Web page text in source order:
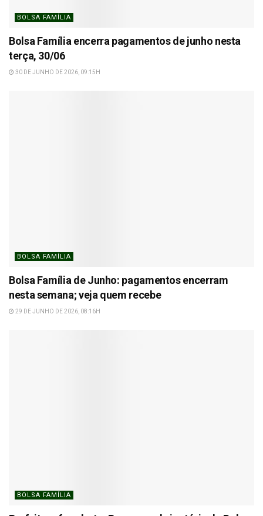
BOLSA FAMÍLIA
Bolsa Família encerra pagamentos de junho nesta
terça, 30/06
30 DE JUNHO DE 2026, 09:15H
BOLSA FAMÍLIA
Bolsa Família de Junho: pagamentos encerram
nesta semana; veja quem recebe
29 DE JUNHO DE 2026, 08:16H
BOLSA FAMÍLIA